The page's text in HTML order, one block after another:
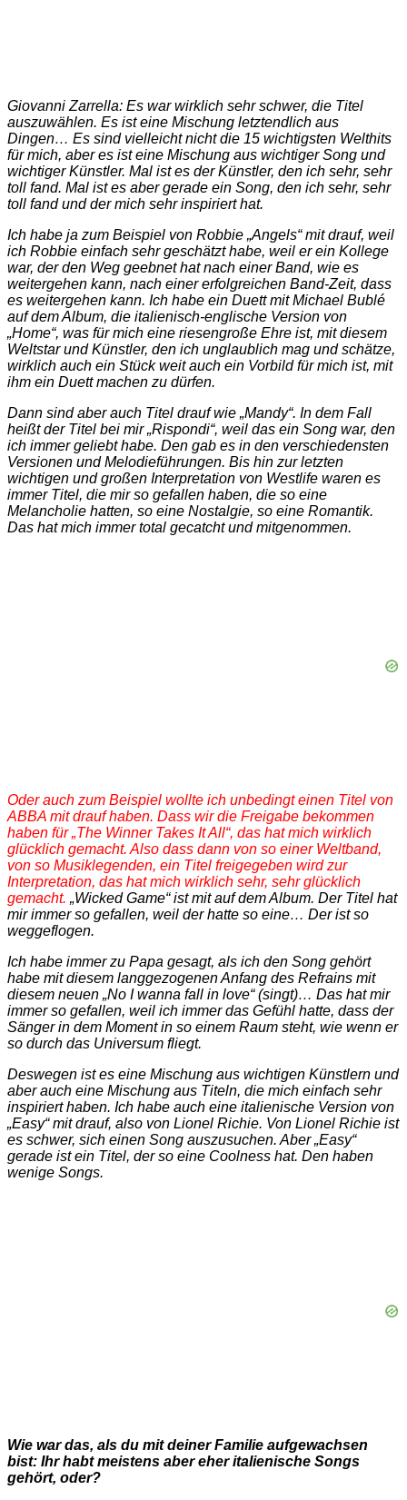
Giovanni Zarrella: Es war wirklich sehr schwer, die Titel
auszuwählen. Es ist eine Mischung letztendlich aus
Dingen… Es sind vielleicht nicht die 15 wichtigsten Welthits
für mich, aber es ist eine Mischung aus wichtiger Song und
wichtiger Künstler. Mal ist es der Künstler, den ich sehr, sehr
toll fand. Mal ist es aber gerade ein Song, den ich sehr, sehr
toll fand und der mich sehr inspiriert hat.
Ich habe ja zum Beispiel von Robbie „Angels“ mit drauf, weil
ich Robbie einfach sehr geschätzt habe, weil er ein Kollege
war, der den Weg geebnet hat nach einer Band, wie es
weitergehen kann, nach einer erfolgreichen Band-Zeit, dass
es weitergehen kann. Ich habe ein Duett mit Michael Bublé
auf dem Album, die italienisch-englische Version von
„Home“, was für mich eine riesengroße Ehre ist, mit diesem
Weltstar und Künstler, den ich unglaublich mag und schätze,
wirklich auch ein Stück weit auch ein Vorbild für mich ist, mit
ihm ein Duett machen zu dürfen.
Dann sind aber auch Titel drauf wie „Mandy“. In dem Fall
heißt der Titel bei mir „Rispondi“, weil das ein Song war, den
ich immer geliebt habe. Den gab es in den verschiedensten
Versionen und Melodieführungen. Bis hin zur letzten
wichtigen und großen Interpretation von Westlife waren es
immer Titel, die mir so gefallen haben, die so eine
Melancholie hatten, so eine Nostalgie, so eine Romantik.
Das hat mich immer total gecatcht und mitgenommen.
Oder auch zum Beispiel wollte ich unbedingt einen Titel von
ABBA mit drauf haben. Dass wir die Freigabe bekommen
haben für „The Winner Takes It All“, das hat mich wirklich
glücklich gemacht. Also dass dann von so einer Weltband,
von so Musiklegenden, ein Titel freigegeben wird zur
Interpretation, das hat mich wirklich sehr, sehr glücklich
gemacht. „Wicked Game“ ist mit auf dem Album. Der Titel hat
mir immer so gefallen, weil der hatte so eine… Der ist so
weggeflogen.
Ich habe immer zu Papa gesagt, als ich den Song gehört
habe mit diesem langgezogenen Anfang des Refrains mit
diesem neuen „No I wanna fall in love“ (singt)… Das hat mir
immer so gefallen, weil ich immer das Gefühl hatte, dass der
Sänger in dem Moment in so einem Raum steht, wie wenn er
so durch das Universum fliegt.
Deswegen ist es eine Mischung aus wichtigen Künstlern und
aber auch eine Mischung aus Titeln, die mich einfach sehr
inspiriert haben. Ich habe auch eine italienische Version von
„Easy“ mit drauf, also von Lionel Richie. Von Lionel Richie ist
es schwer, sich einen Song auszusuchen. Aber „Easy“
gerade ist ein Titel, der so eine Coolness hat. Den haben
wenige Songs.
Wie war das, als du mit deiner Familie aufgewachsen
bist: Ihr habt meistens aber eher italienische Songs
gehört, oder?